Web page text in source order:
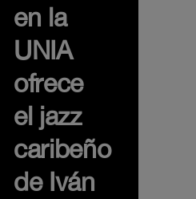
en la
UNIA
ofrece
el jazz
caribeño
de Iván